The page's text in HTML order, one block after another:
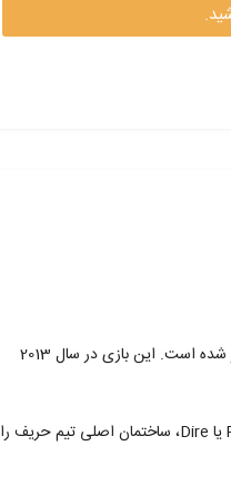
اکانت دوتا 2 (Dota 2) یک بازی آنلاین چندنفره در سبک استراتژی و نقش‌آفرینی در زمان واقعی (MOBA) است که توسط شرکت ولو (Valve) توسعه و منتشر شده است. این بازی در سال 2013
در دوتا 2، دو تیم پنج نفره با یکدیگر رقابت می‌کنند. یک تیم به عنوان Radiant و تیم دیگر به عنوان Dire شناخته می‌شوند. هدف بازی این است که تیم Radiant یا Dire، ساختمان اصلی تیم حریف را